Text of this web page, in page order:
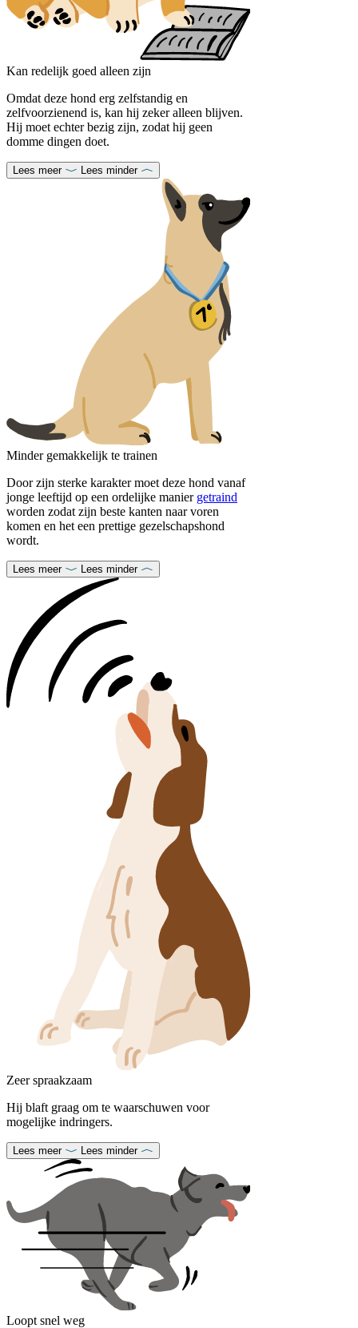
Kan redelijk goed alleen zijn
Omdat deze hond erg zelfstandig en
zelfvoorzienend is, kan hij zeker alleen blijven.
Hij moet echter bezig zijn, zodat hij geen
domme dingen doet.
Lees meer Lees minder
Minder gemakkelijk te trainen
Door zijn sterke karakter moet deze hond vanaf
jonge leeftijd op een ordelijke manier getraind
worden zodat zijn beste kanten naar voren
komen en het een prettige gezelschapshond
wordt.
Lees meer Lees minder
Zeer spraakzaam
Hij blaft graag om te waarschuwen voor
mogelijke indringers.
Lees meer Lees minder
Loopt snel weg